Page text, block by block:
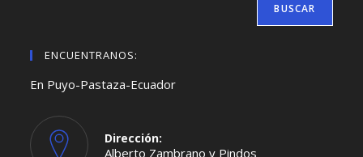
BUSCAR
ENCUENTRANOS:
En Puyo-Pastaza-Ecuador
Dirección:
Alberto Zambrano y Pindos